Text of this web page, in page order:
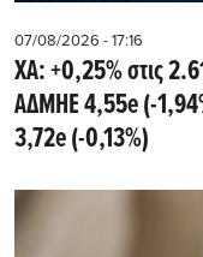
07/08/2026 - 17:16
ΧΑ: +0,25% στις
ΑΔΜΗΕ 4,55e (-
3,72e (-0,13%)